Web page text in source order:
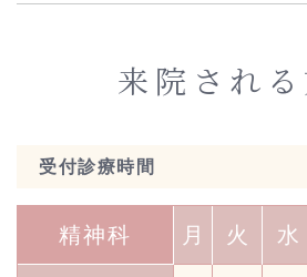
来院され
受付診療時間
精神科 月 火 水